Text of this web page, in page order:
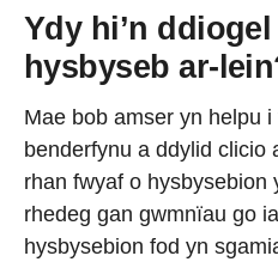
Ydy hi’n
hysbyseb ar-
Mae bob amser yn helpu
benderfynu a ddylid clicio
rhan fwyaf o hysbysebion
rhedeg gan gwmnïau go
hysbysebion fod yn